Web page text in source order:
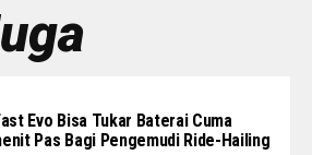
Evo Bisa Tukar Baterai Cuma
Pas Bagi Pengemudi Ride-Hailing